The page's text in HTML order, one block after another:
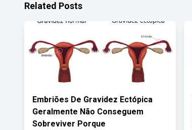
Related Posts
Embriões De Gravidez Ectópica
Geralmente Não Conseguem
Sobreviver Porque